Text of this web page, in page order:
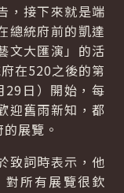
，接下來就是端
總統府前的凱達
文大匯演」的活
在520之後的第
29日）開始，每
迎舊雨新知，都
展覽。
致詞時表示，他
所有展覽很欽